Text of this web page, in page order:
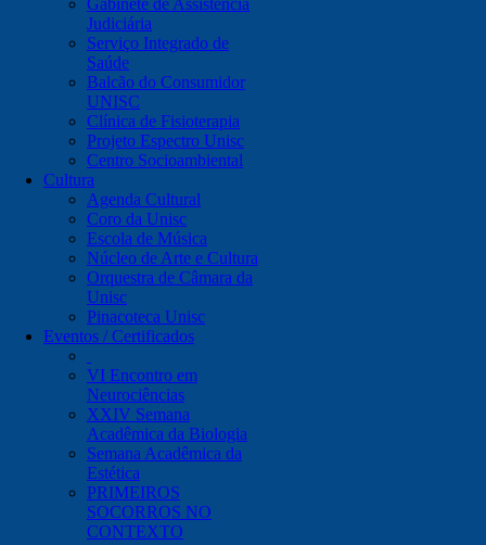
Gabinete de Assistência
Judiciária
Serviço Integrado de
Saúde
Balcão do Consumidor
UNISC
Clínica de Fisioterapia
Projeto Espectro Unisc
Centro Socioambiental
Cultura
Agenda Cultural
Coro da Unisc
Escola de Música
Núcleo de Arte e Cultura
Orquestra de Câmara da
Unisc
Pinacoteca Unisc
Eventos / Certificados
VI Encontro em
Neurociências
XXIV Semana
Acadêmica da Biologia
Semana Acadêmica da
Estética
PRIMEIROS
SOCORROS NO
CONTEXTO